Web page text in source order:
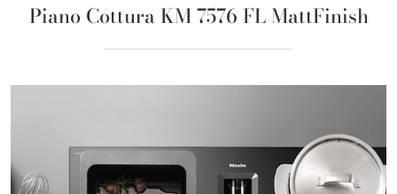
Piano Cottura KM 7576 FL MattFinish